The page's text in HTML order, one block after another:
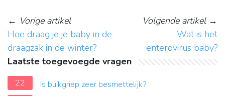
← Vorige artikel
Hoe draag je je baby in de
draagzak in de winter?
Volgende artikel→
Wat is het
enterovirus baby?
Laatste toegevoegde vragen
22
Is buikgriep zeer besmettelijk?